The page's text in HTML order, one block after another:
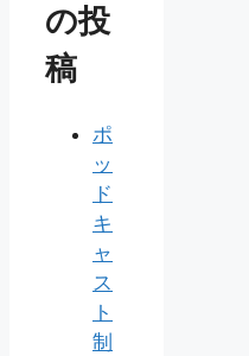
の投
稿
ポ
ッ
ド
キ
ャ
ス
ト
制